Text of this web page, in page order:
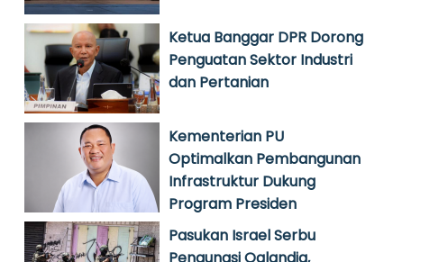
Ketua Banggar DPR Dorong
Penguatan Sektor Industri
dan Pertanian
Kementerian PU
Optimalkan Pembangunan
Infrastruktur Dukung
Program Presiden
Pasukan Israel Serbu